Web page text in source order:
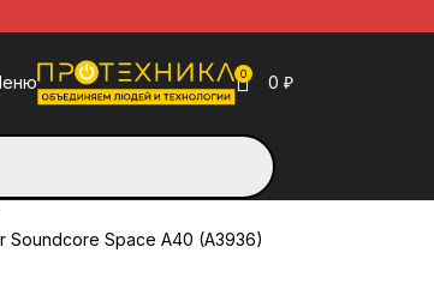
0 0 ₽
Space A40 (A3936)